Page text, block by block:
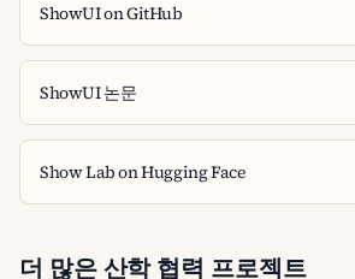
ShowUI on GitHub
ShowUI 논문
Show Lab on Hugging Face
더 많은 산학 협력 프로젝트